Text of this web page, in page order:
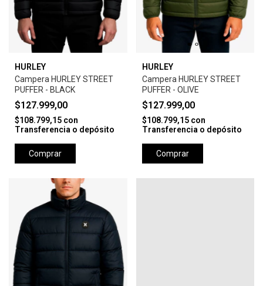
HURLEY
Campera HURLEY STREET
PUFFER - BLACK
$127.999,00
$108.799,15 con
Transferencia o depósito
Comprar
HURLEY
Campera HURLEY STREET
PUFFER - OLIVE
$127.999,00
$108.799,15 con
Transferencia o depósito
Comprar